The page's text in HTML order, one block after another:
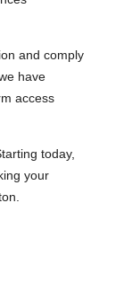
and comply
have
access
today,
your